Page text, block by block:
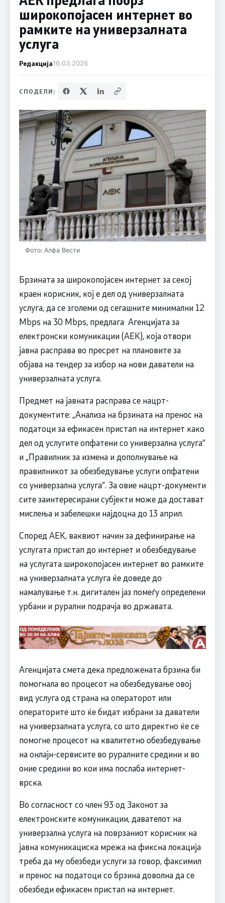
широкопојасен интернет во
рамките на универзалната
услуга
Редакција16.03.2026
СПОДЕЛИ:
Фото: Алфа Вести
Брзината за широкопојасен интернет за секој
краен корисник, кој е дел од универзалната
услуга, да се зголеми од сегашните минимални 12
Mbps на 30 Mbps, предлага Агенцијата за
електронски комуникации (АЕК), која отвори
јавна расправа во пресрет на плановите за
објава на тендер за избор на нови даватели на
универзалната услуга.
Предмет на јавната расправа се нацрт-
документите: „Анализа на брзината на пренос на
податоци за ефикасен пристап на интернет како
дел од услугите опфатени со универзална услуга“
и „Правилник за измена и дополнување на
правилникот за обезбедување услуги опфатени
со универзална услуга“. За овие нацрт-документи
сите заинтересирани субјекти може да достават
мислења и забелешки најдоцна до 13 април.
Според АЕК, ваквиот начин за дефинирање на
услугата пристап до интернет и обезбедување
на услугата широкопојасен интернет во рамките
на универзалната услуга ќе доведе до
намалување т.н. дигитален јаз помеѓу определени
урбани и рурални подрачја во државата.
Агенцијата смета дека предложената брзина би
помогнала во процесот на обезбедување овој
вид услуга од страна на операторот или
операторите што ќе бидат избрани за даватели
на универзалната услуга, со што директно ќе се
помогне процесот на квалитетно обезбедување
на онлајн-сервисите во руралните средини и во
оние средини во кои има послаба интернет-
врска.
Во согласност со член 93 од Законот за
електронските комуникации, давателот на
универзална услуга на поврзаниот корисник на
јавна комуникациска мрежа на фиксна локација
треба да му обезбеди услуги за говор, факсимил
и пренос на податоци со брзина доволна да се
обезбеди ефикасен пристап на интернет.